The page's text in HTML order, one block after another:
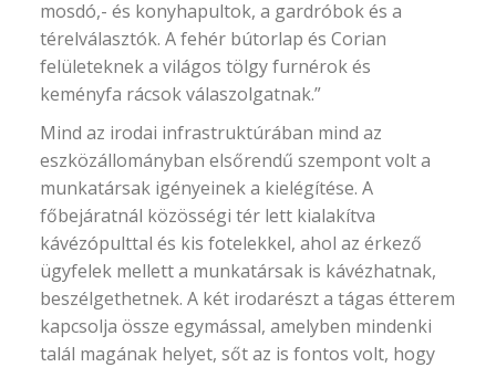
mosdó,- és konyhapultok, a gardróbok és a
térelválasztók. A fehér bútorlap és Corian
felületeknek a világos tölgy furnérok és
keményfa rácsok válaszolgatnak.”
Mind az irodai infrastruktúrában mind az
eszközállományban elsőrendű szempont volt a
munkatársak igényeinek a kielégítése. A
főbejáratnál közösségi tér lett kialakítva
kávézópulttal és kis fotelekkel, ahol az érkező
ügyfelek mellett a munkatársak is kávézhatnak,
beszélgethetnek. A két irodarészt a tágas étterem
kapcsolja össze egymással, amelyben mindenki
talál magának helyet, sőt az is fontos volt, hogy